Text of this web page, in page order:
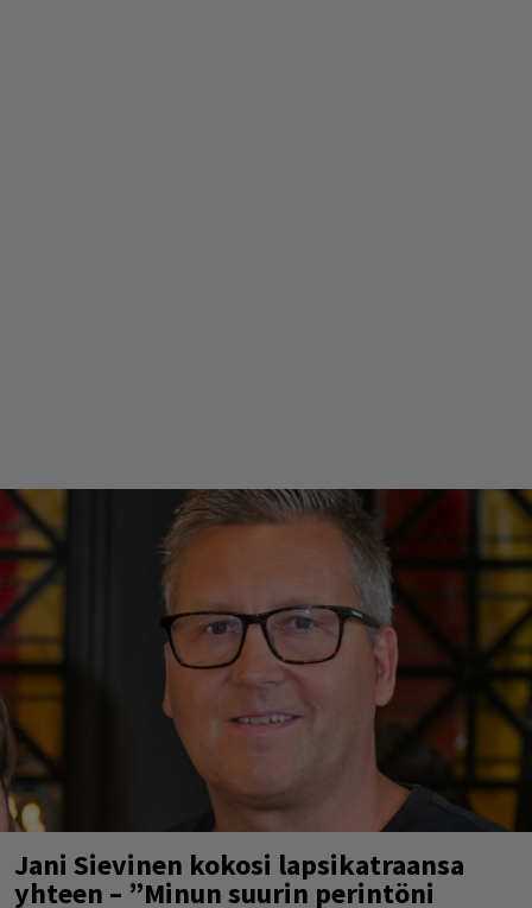
Jani Sievinen kokosi lapsikatraansa
yhteen – ”Minun suurin perintöni